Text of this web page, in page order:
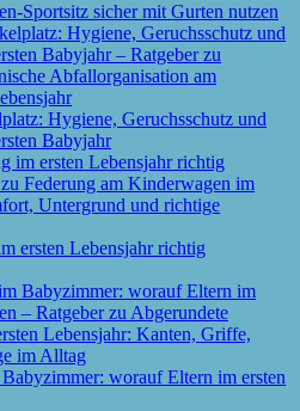
Sportsitz sicher mit Gurten nutzen
Hygiene, Geruchsschutz und
Babyjahr
ersten Lebensjahr richtig
worauf Eltern im ersten